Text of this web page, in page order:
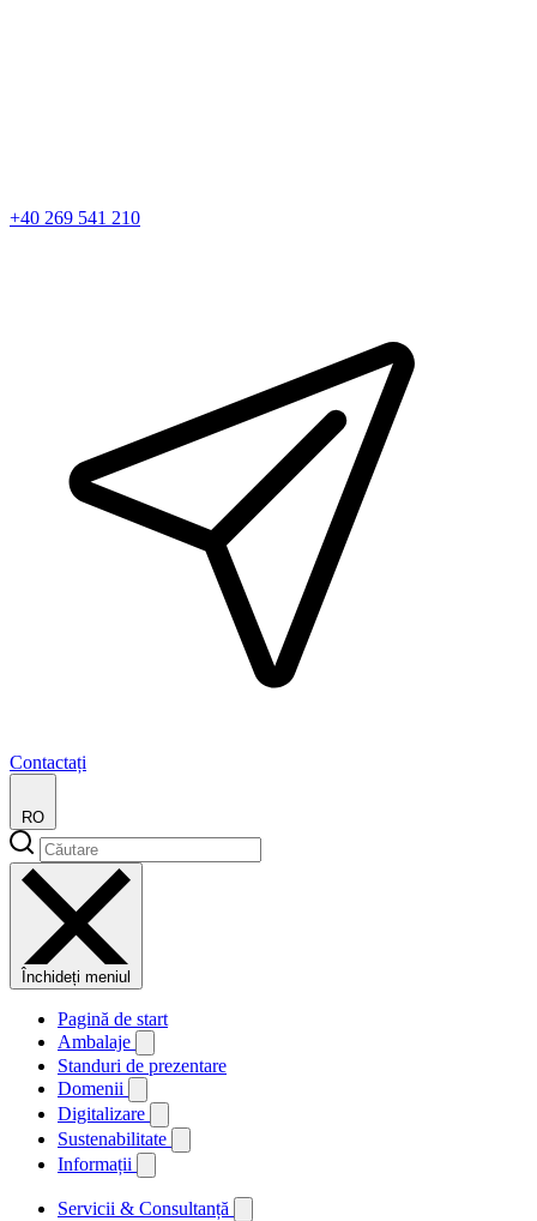
+40 269 541 210
Contactați
RO
Închideți meniul
Pagină de start
Ambalaje
Standuri de prezentare
Domenii
Digitalizare
Sustenabilitate
Informații
Servicii & Consultanță